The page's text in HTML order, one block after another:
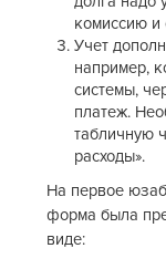
комиссию и
Учет
например,
системы,
платеж.
табличную
расходы».
На первое
форма была
виде: